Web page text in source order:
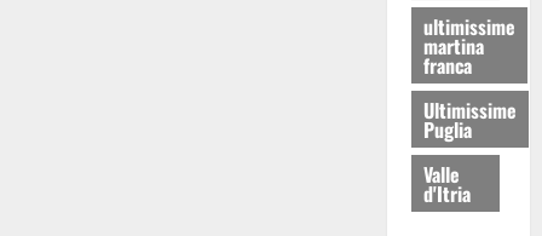
ultimissime
martina
franca
Ultimissime
Puglia
Valle
d'Itria